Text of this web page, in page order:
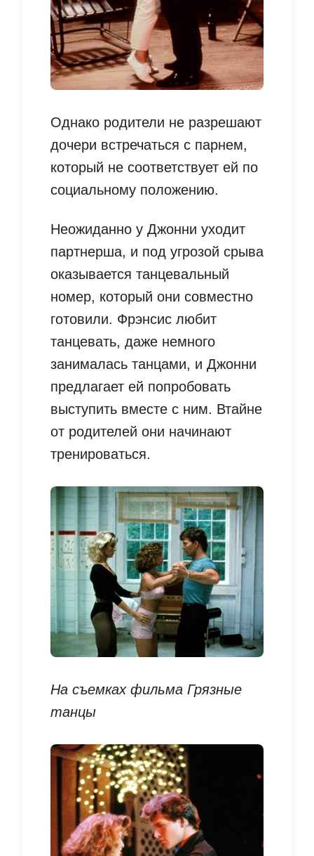
Однако родители не разрешают
дочери встречаться с парнем,
который не соответствует ей по
социальному положению.
Неожиданно у Джонни уходит
партнерша, и под угрозой срыва
оказывается танцевальный
номер, который они совместно
готовили. Фрэнсис любит
танцевать, даже немного
занималась танцами, и Джонни
предлагает ей попробовать
выступить вместе с ним. Втайне
от родителей они начинают
тренироваться.
На съемках фильма Грязные
танцы